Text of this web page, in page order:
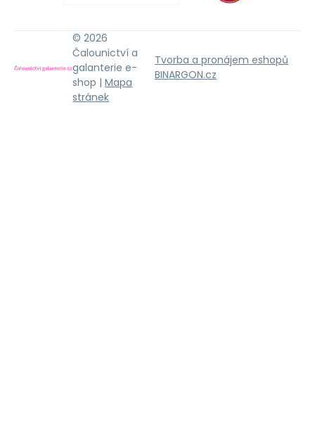
© 2026
Čalounictví a
galanterie e-
shop |Mapa
stránek
Tvorba a pronájem eshopů
BINARGON.cz